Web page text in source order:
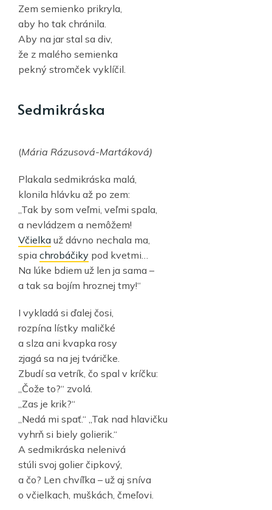
Zem semienko prikryla,
aby ho tak chránila.
Aby na jar stal sa div,
že z malého semienka
pekný stromček vyklíčil.
Sedmikráska
(Mária Rázusová-Martáková)
Plakala sedmikráska malá,
klonila hlávku až po zem:
„Tak by som veľmi, veľmi spala,
a nevládzem a nemôžem!
Včielka už dávno nechala ma,
spia chrobáčiky pod kvetmi…
Na lúke bdiem už len ja sama –
a tak sa bojím hroznej tmy!“
I vykladá si ďalej čosi,
rozpína lístky maličké
a slza ani kvapka rosy
zjagá sa na jej tváričke.
Zbudí sa vetrík, čo spal v kríčku:
„Čože to?“ zvolá.
„Zas je krik?“
„Nedá mi spať.“ „Tak nad hlavičku
vyhrň si biely golierik.“
A sedmikráska nelenivá
stúli svoj golier čipkový,
a čo? Len chvíľka – už aj sníva
o včielkach, muškách, čmeľovi.